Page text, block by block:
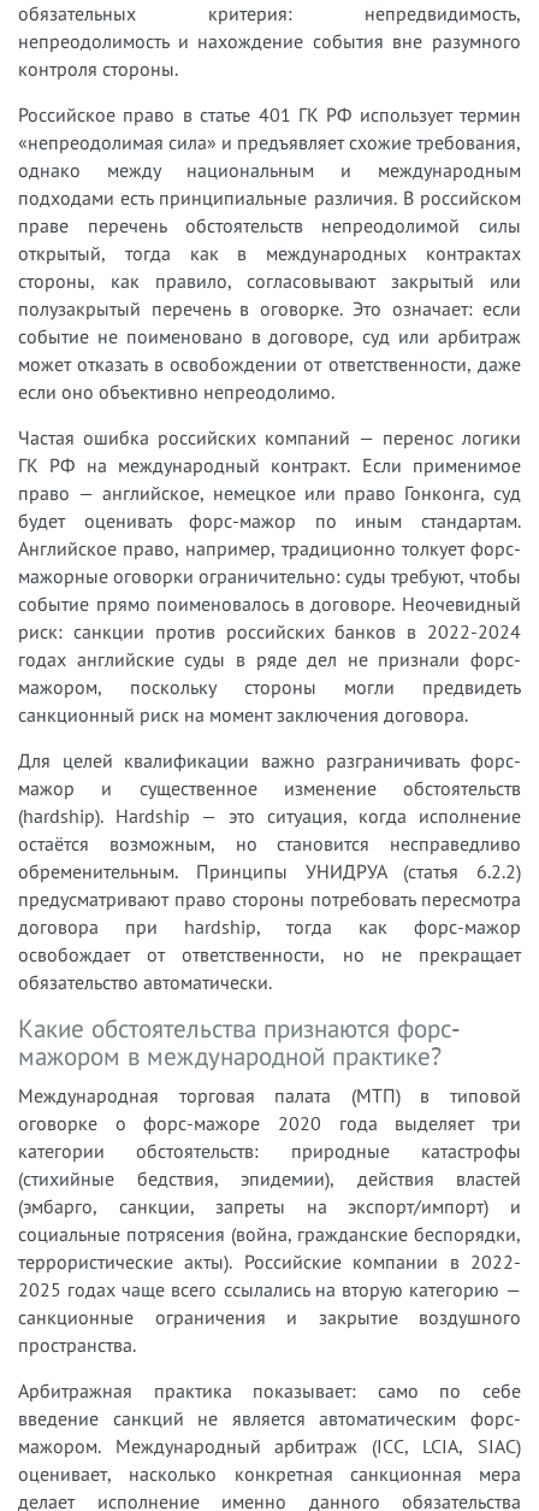
обязательных критерия: непредвидимость,
непреодолимость и нахождение события вне разумного
контроля стороны.
Российское право в статье 401 ГК РФ использует термин
«непреодолимая сила» и предъявляет схожие требования,
однако между национальным и международным
подходами есть принципиальные различия. В российском
праве перечень обстоятельств непреодолимой силы
открытый, тогда как в международных контрактах
стороны, как правило, согласовывают закрытый или
полузакрытый перечень в оговорке. Это означает: если
событие не поименовано в договоре, суд или арбитраж
может отказать в освобождении от ответственности, даже
если оно объективно непреодолимо.
Частая ошибка российских компаний — перенос логики
ГК РФ на международный контракт. Если применимое
право — английское, немецкое или право Гонконга, суд
будет оценивать форс-мажор по иным стандартам.
Английское право, например, традиционно толкует форс-
мажорные оговорки ограничительно: суды требуют, чтобы
событие прямо поименовалось в договоре. Неочевидный
риск: санкции против российских банков в 2022-2024
годах английские суды в ряде дел не признали форс-
мажором, поскольку стороны могли предвидеть
санкционный риск на момент заключения договора.
Для целей квалификации важно разграничивать форс-
мажор и существенное изменение обстоятельств
(hardship). Hardship — это ситуация, когда исполнение
остаётся возможным, но становится несправедливо
обременительным. Принципы УНИДРУА (статья 6.2.2)
предусматривают право стороны потребовать пересмотра
договора при hardship, тогда как форс-мажор
освобождает от ответственности, но не прекращает
обязательство автоматически.
Какие обстоятельства признаются форс-
мажором в международной практике?
Международная торговая палата (МТП) в типовой
оговорке о форс-мажоре 2020 года выделяет три
категории обстоятельств: природные катастрофы
(стихийные бедствия, эпидемии), действия властей
(эмбарго, санкции, запреты на экспорт/импорт) и
социальные потрясения (война, гражданские беспорядки,
террористические акты). Российские компании в 2022-
2025 годах чаще всего ссылались на вторую категорию —
санкционные ограничения и закрытие воздушного
пространства.
Арбитражная практика показывает: само по себе
введение санкций не является автоматическим форс-
мажором. Международный арбитраж (ICC, LCIA, SIAC)
оценивает, насколько конкретная санкционная мера
делает исполнение именно данного обязательства